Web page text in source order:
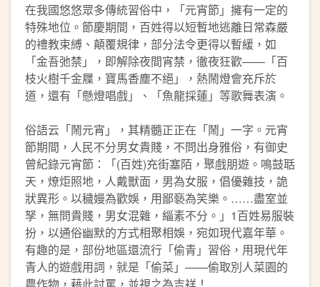
在我國悠悠眾多傳統習俗中，「元宵節」擁有一定的
特殊地位。節慶期間，百姓得以短暫地逃離日常森嚴
的禮教束縛、顛覆規律，部分法令更得以暫緩，如
「金吾弛禁」，即解除夜間宵禁，徹夜狂歡——「百
枝火樹千金屧，寶馬香塵不絕」，熱鬧燈會充斥於
道，還有「懸燈唱戲」、「魚龍採蓮」等歌舞表演。
俗語云「鬧元宵」，其精髓正正在「鬧」一字。元宵
節期間，人民不分男女貴賤，不問出身雅俗，有御史
曾紀錄元宵節：「(百姓)充街塞陌，聚戲朋遊。鳴鼓聒
天，燎炬照地，人戴獸面，男為女服，倡優雜技，詭
狀異形。以穢嫚為歡娛，用鄙褻為笑樂。……盡室並
孥，無問貴賤，男女混雜，緇素不分。」1百姓易服裝
扮，以通俗幽默的方式相聚相娛，宛如現代嘉年華。
有趣的是，部份地區還流行「偷青」習俗，用現代年
青人的遊戲用詞，就是「偷菜」——偷取別人菜園的
農作物，藉此討罵，並視之為吉祥！